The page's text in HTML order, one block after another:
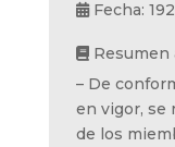
Fecha:
Resumen
– De
en vigor, se
de los